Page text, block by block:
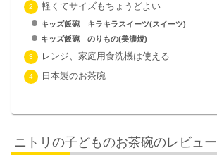
軽くてサイズもちょうどよい
キッズ飯碗 キラキラスイーツ(スイーツ)
キッズ飯碗 のりもの(美濃焼)
レンジ、家庭用食洗機は使える
日本製のお茶碗
ニトリの子どものお茶碗のレビュー